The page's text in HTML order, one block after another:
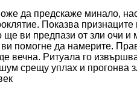
да предскаже минало,
Показва признаците
ще ви предпази от зли очи
помогне да намерите.
вечна. Ритуала го
срещу уплах и прогонва